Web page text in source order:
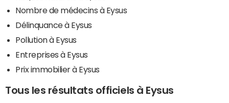
Nombre de médecins à Eysus
Délinquance à Eysus
Pollution à Eysus
Entreprises à Eysus
Prix immobilier à Eysus
Tous les résultats officiels à Eysus